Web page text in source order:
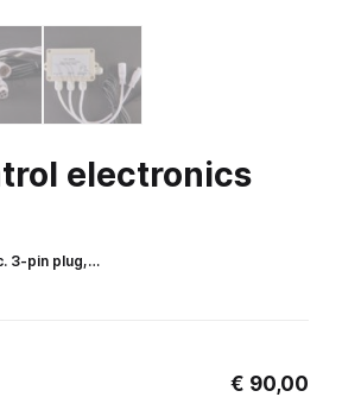
electronics
3-pin plug,…
€ 90,00